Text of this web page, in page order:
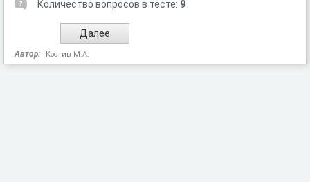
Количество вопросов в тесте: 9
Автор: Костив М.А.